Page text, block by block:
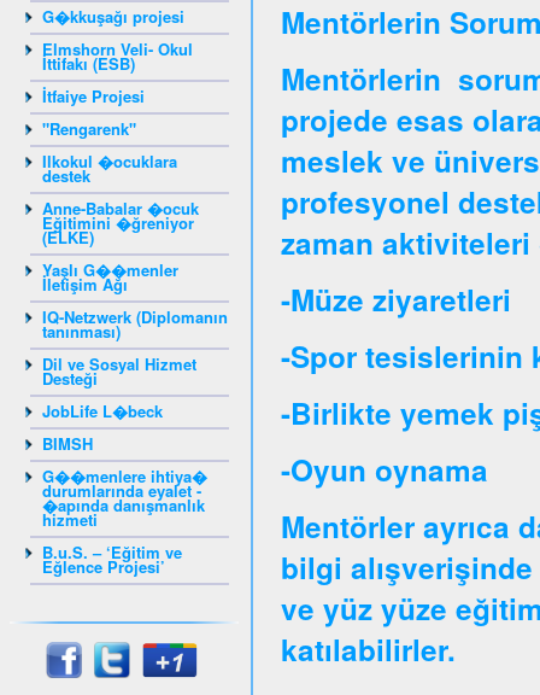
G�kkuşağı projesi
Elmshorn Veli- Okul
İttifakı (ESB)
İtfaiye Projesi
"Rengarenk"
Ilkokul �ocuklara
destek
Anne-Babalar �ocuk
Eğitimini �ğreniyor
(ELKE)
Yaşlı G��menler
İletişim Ağı
IQ-Netzwerk (Diplomanın
tanınması)
Dil ve Sosyal Hizmet
Desteği
JobLife L�beck
BIMSH
G��menlere ihtiya�
durumlarında eyalet -
�apında danışmanlık
hizmeti
B.u.S. – ‘Eğitim ve
Eğlence Projesi’
Mentörlerin
Mentörlerin
projede esas
meslek ve
profesyonel
zaman
-Müze ziyaretleri
-Spor tesislerinin
-Birlikte yemek
-Oyun oynama
Mentörler ayrıca
bilgi
ve yüz yüze
katılabilirler.